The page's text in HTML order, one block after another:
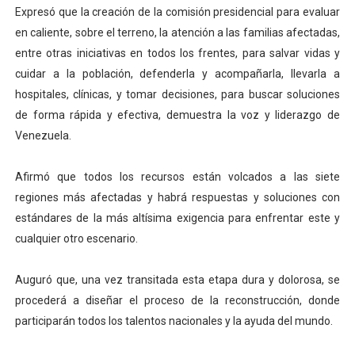
Expresó que la creación de la comisión presidencial para evaluar
en caliente, sobre el terreno, la atención a las familias afectadas,
entre otras iniciativas en todos los frentes, para salvar vidas y
cuidar a la población, defenderla y acompañarla, llevarla a
hospitales, clínicas, y tomar decisiones, para buscar soluciones
de forma rápida y efectiva, demuestra la voz y liderazgo de
Venezuela.
Afirmó que todos los recursos están volcados a las siete
regiones más afectadas y habrá respuestas y soluciones con
estándares de la más altísima exigencia para enfrentar este y
cualquier otro escenario.
Auguró que, una vez transitada esta etapa dura y dolorosa, se
procederá a diseñar el proceso de la reconstrucción, donde
participarán todos los talentos nacionales y la ayuda del mundo.